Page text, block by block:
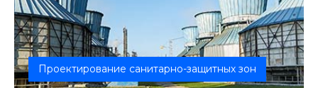
Проектирование санитарно-защитных зон